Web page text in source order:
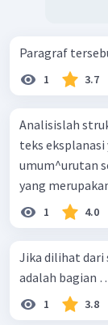
Paragraf
1 3.7
Analisislah
teks
umum^urutan
yang
1 4.0
Jika dilihat
adalah bagian
1 3.8